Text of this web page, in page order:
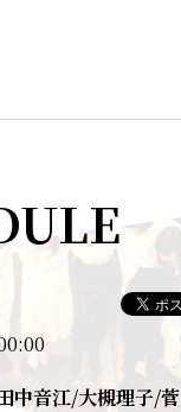
中音江/大槻理子/菅